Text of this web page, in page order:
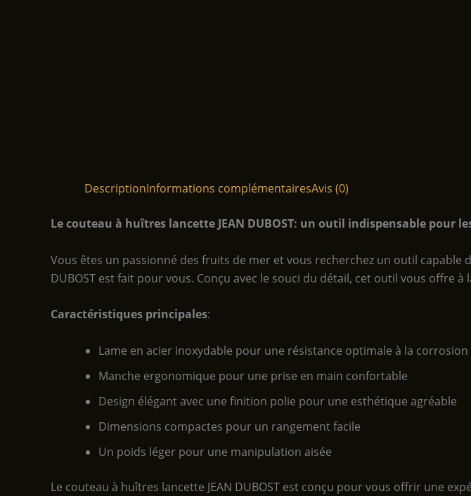
DescriptionInformations complémentairesAvis (0)
Le couteau à huîtres lancette JEAN DUBOST: un outil indispensable pour
Vous êtes un passionné des fruits de mer et vous recherchez un outil capable
DUBOST est fait pour vous. Conçu avec le souci du détail, cet outil vous offre
Caractéristiques principales:
Lame en acier inoxydable pour une résistance optimale à la corrosion
Manche ergonomique pour une prise en main confortable
Design élégant avec une finition polie pour une esthétique agréable
Dimensions compactes pour un rangement facile
Un poids léger pour une manipulation aisée
Le couteau à huîtres lancette JEAN DUBOST est conçu pour vous offrir une